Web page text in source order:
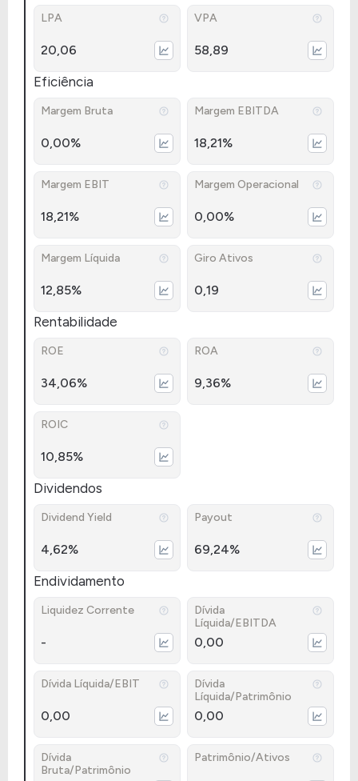
LPA
20,06
VPA
58,89
Eficiência
Margem Bruta
0,00%
Margem EBITDA
18,21%
Margem EBIT
18,21%
Margem Operacional
0,00%
Margem Líquida
12,85%
Giro Ativos
0,19
Rentabilidade
ROE
34,06%
ROA
9,36%
ROIC
10,85%
Dividendos
Dividend Yield
4,62%
Payout
69,24%
Endividamento
Liquidez Corrente
-
Dívida
Líquida/EBITDA
0,00
Dívida Líquida/EBIT
0,00
Dívida
Líquida/Patrimônio
0,00
Dívida
Bruta/Patrimônio
Patrimônio/Ativos